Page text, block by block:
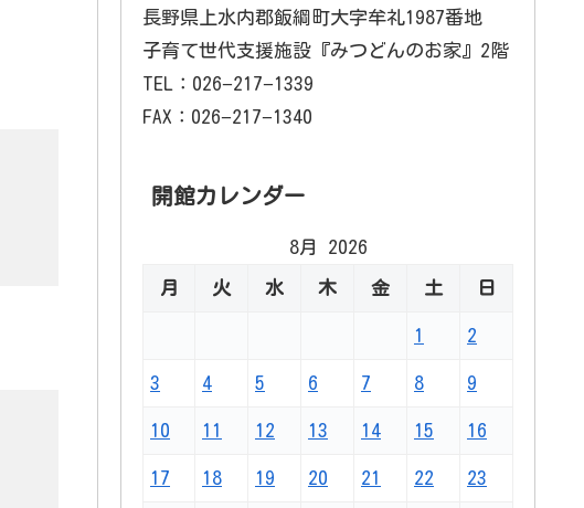
長野県上水内郡飯綱町大字牟礼1987番地
子育て世代支援施設『みつどんのお家』2階
TEL：026−217−1339
FAX：026−217−1340
開館カレンダー
8月 2026
月 火 水 木 金 土 日
1 2
3 4 5 6 7 8 9
10 11 12 13 14 15 16
17 18 19 20 21 22 23